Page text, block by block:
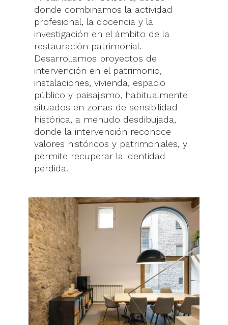
donde combinamos la actividad
profesional, la docencia y la
investigación en el ámbito de la
restauración patrimonial.
Desarrollamos proyectos de
intervención en el patrimonio,
instalaciones, vivienda, espacio
público y paisajismo, habitualmente
situados en zonas de sensibilidad
histórica, a menudo desdibujada,
donde la intervención reconoce
valores históricos y patrimoniales, y
permite recuperar la identidad
perdida.